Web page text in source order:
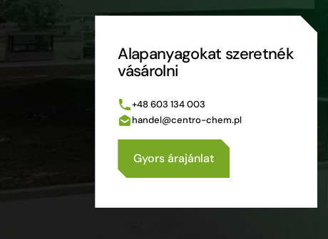
Alapanyagokat szeretnék
vásárolni
+48 603 134 003
handel@centro-chem.pl
Gyors árajánlat